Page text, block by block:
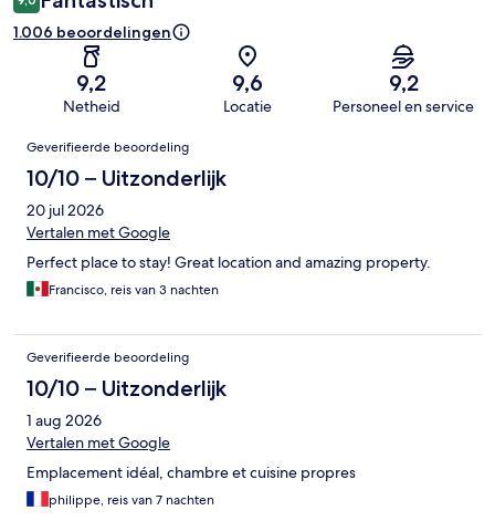
1.006 beoordelingen
9,2
Netheid
9,6
Locatie
9,2
Personeel en service
Beoordelingen
Geverifieerde beoordeling
10/10 – Uitzonderlijk
20 jul 2026
Vertalen met Google
Perfect place to stay! Great location and amazing property.
Francisco, reis van 3 nachten
Geverifieerde beoordeling
10/10 – Uitzonderlijk
1 aug 2026
Vertalen met Google
Emplacement idéal, chambre et cuisine propres
philippe, reis van 7 nachten